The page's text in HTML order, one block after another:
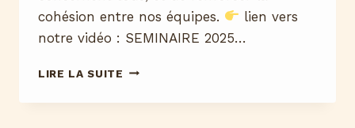
cohésion entre nos équipes.
lien vers
notre vidéo : SEMINAIRE 2025…
LIRE LA SUITE
EN